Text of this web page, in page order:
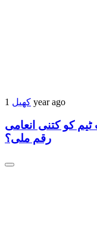
کھیل 1 year ago
اپ ٹیم کو کتنی انعامی
رقم ملی؟